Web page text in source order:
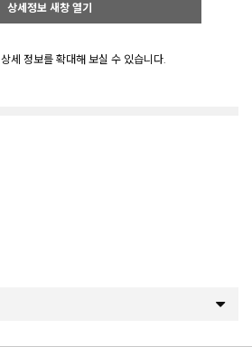
상세정보 새창 열기
상세 정보를 확대해 보실 수 있습니다.